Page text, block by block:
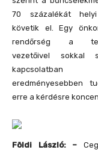
70 százalékát
követik el. Egy
rendőrség a
vezetőivel sokkal
eredményesebben
erre a kérdésre
Földi László: –